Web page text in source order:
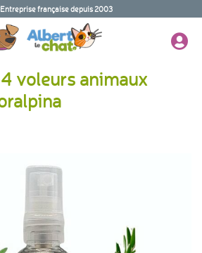
Entreprise française depuis 2003
voleurs animaux